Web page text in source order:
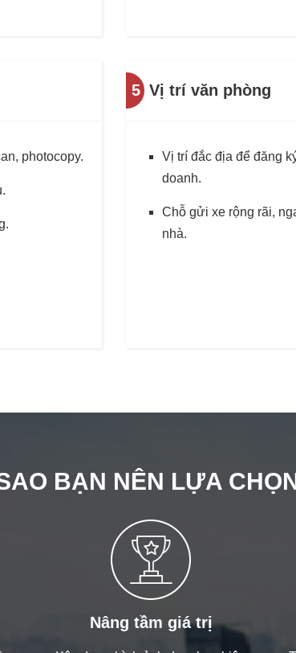
photocopy.
5 Vị trí văn phòng
Vị trí đắc địa để đăng
doanh.
Chỗ gửi xe rộng rãi,
nhà.
BẠN NÊN LỰA
Nâng tầm giá trị